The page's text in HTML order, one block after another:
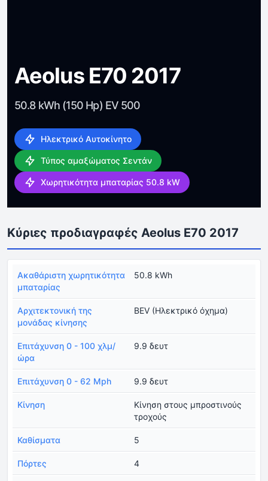
Aeolus E70 2017
50.8 kWh (150 Hp) EV 500
Ηλεκτρικό Αυτοκίνητο
Τύπος αμαξώματος Σεντάν
Χωρητικότητα μπαταρίας 50.8 kW
Κύριες προδιαγραφές Aeolus E70 2017
Ακαθάριστη χωρητικότητα
μπαταρίας
50.8 kWh
Αρχιτεκτονική της
μονάδας κίνησης
BEV (Ηλεκτρικό όχημα)
Επιτάχυνση 0 - 100 χλμ/
ώρα
9.9 δευτ
Επιτάχυνση 0 - 62 Mph 9.9 δευτ
Κίνηση
Κίνηση στους μπροστινούς
τροχούς
Καθίσματα 5
Πόρτες 4